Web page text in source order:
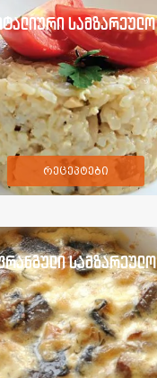
სამზარეულო
რეცეპტები
სამზარეულო